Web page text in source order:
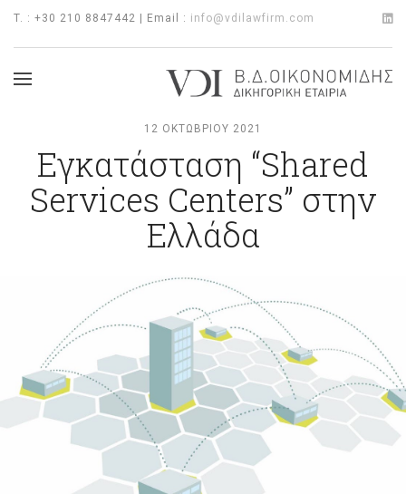
T. : +30 210 8847442 | Email : info@vdilawfirm.com
12 ΟΚΤΩΒΡΊΟΥ 2021
Εγκατάσταση “Shared
Services Centers” στην
Ελλάδα